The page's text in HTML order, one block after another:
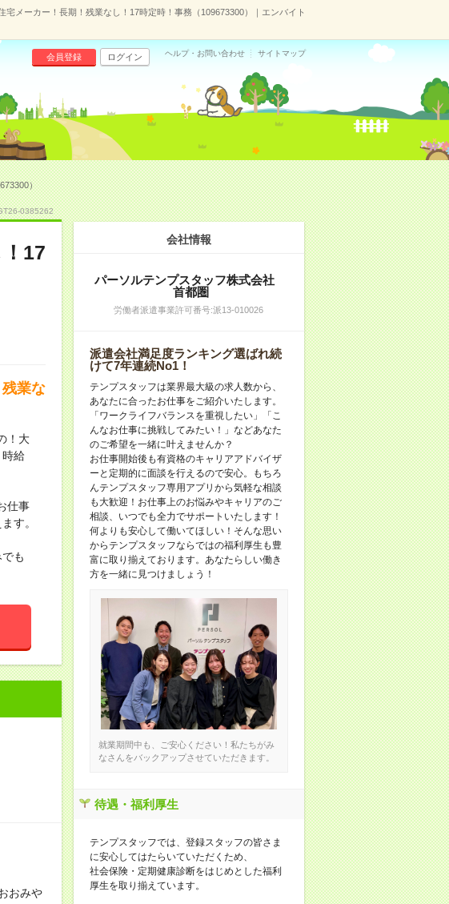
宅メーカー！長期！残業なし！17時定時！事務（109673300）｜エンバイト
会員登録 ログイン ヘルプ・お問い合わせ サイトマップ
）
0385262
17
業な
！大
給
仕事
す。
も
おみや
会社情報
パーソルテンプスタッフ株式会社
首都圏
労働者派遣事業許可番号:派13-010026
派遣会社満足度ランキング選ばれ続
けて7年連続No1！
テンプスタッフは業界最大級の求人数から、
あなたに合ったお仕事をご紹介いたします。
「ワークライフバランスを重視したい」「こ
んなお仕事に挑戦してみたい！」などあなた
のご希望を一緒に叶えませんか？
お仕事開始後も有資格のキャリアアドバイザ
ーと定期的に面談を行えるので安心。もちろ
んテンプスタッフ専用アプリから気軽な相談
も大歓迎！お仕事上のお悩みやキャリアのご
相談、いつでも全力でサポートいたします！
何よりも安心して働いてほしい！そんな思い
からテンプスタッフならではの福利厚生も豊
富に取り揃えております。あなたらしい働き
方を一緒に見つけましょう！
就業期間中も、ご安心ください！私たちがみ
なさんをバックアップさせていただきます。
待遇・福利厚生
テンプスタッフでは、登録スタッフの皆さま
に安心してはたらいていただくため、
社会保険・定期健康診断をはじめとした福利
厚生を取り揃えています。